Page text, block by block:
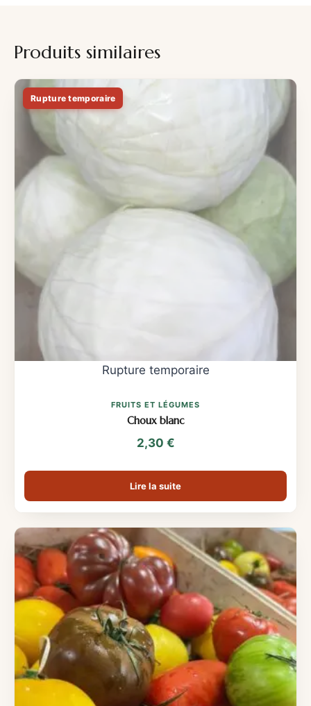
Produits similaires
FRUITS ET LÉGUMES
Choux blanc
2,30 €
Lire la suite